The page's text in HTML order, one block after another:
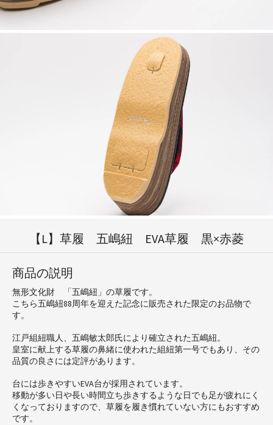
【L】草履 五嶋紐 EVA草履 黒×赤菱
商品の説明
無形文化財 「五嶋紐」の草履です。
こちら五嶋紐88周年を迎えた記念に販売された限定のお品物で
す。
江戸組紐職人、五嶋敏太郎氏により確立された五嶋紐。
皇室に献上する草履の鼻緒に使われた組紐第一号でもあり、その
品質の良さには定評があります。
台には歩きやすいEVA台が採用されています。
移動が多い日や長い時間立ち歩きするような日でも足が疲れにく
くなっておりますので、草履を履き慣れていない方にもおすすめ
です。